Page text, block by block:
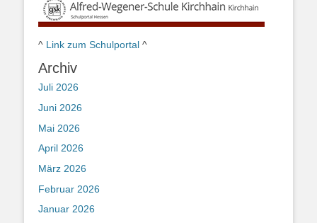
^ Link zum Schulportal ^
Archiv
Juli 2026
Juni 2026
Mai 2026
April 2026
März 2026
Februar 2026
Januar 2026